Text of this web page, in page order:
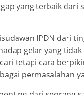
yang terbaik
IPDN dari
gelar yang
tetapi cara
permasalahan